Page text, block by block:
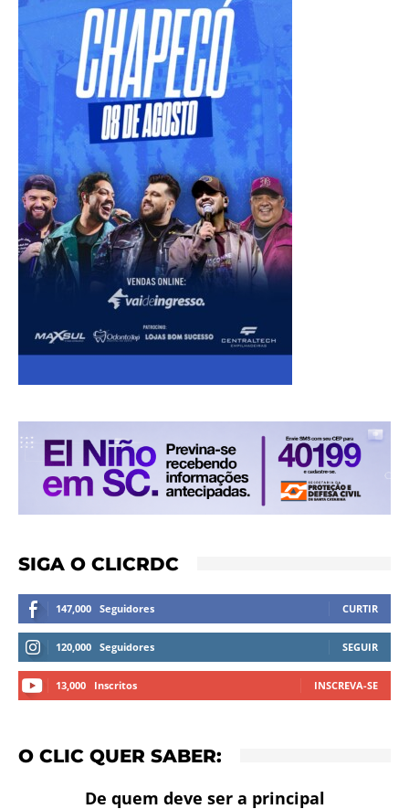
SIGA O CLICRDC
147,000 Seguidores CURTIR
120,000 Seguidores SEGUIR
13,000 Inscritos INSCREVA-SE
O CLIC QUER SABER:
De quem deve ser a principal